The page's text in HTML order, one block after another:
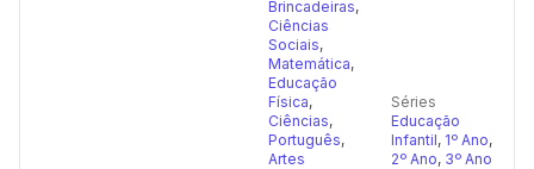
Brincadeiras,
Ciências
Sociais,
Matemática,
Educação
Física,
Ciências,
Português,
Artes
Séries
Educação
Infantil, 1º Ano,
2º Ano, 3º Ano